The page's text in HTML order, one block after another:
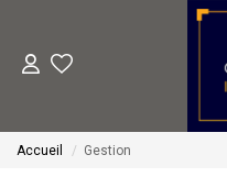
Accueil Gestion